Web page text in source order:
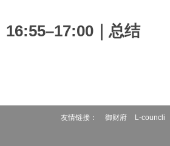
16:55–17:00 ｜总结
友情链接： 御财府 L-councli